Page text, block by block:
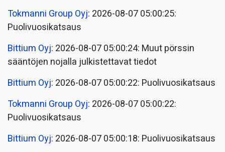
Tokmanni Group Oyj: 2026-08-07 05:00:25:
Puolivuosikatsaus
Bittium Oyj: 2026-08-07 05:00:24: Muut pörssin
sääntöjen nojalla julkistettavat tiedot
Bittium Oyj: 2026-08-07 05:00:22: Puolivuosikatsaus
Tokmanni Group Oyj: 2026-08-07 05:00:22:
Puolivuosikatsaus
Bittium Oyj: 2026-08-07 05:00:18: Puolivuosikatsaus